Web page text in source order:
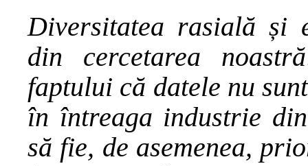
Diversitatea rasială și
din cercetarea
faptului că datele nu
în întreaga industrie
să fie, de asemenea,